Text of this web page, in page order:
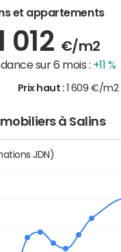
et appartements
012 €/m2
sur 6 mois : +11 %
Prix haut : 1 609 €/m2
à Salins
JDN)